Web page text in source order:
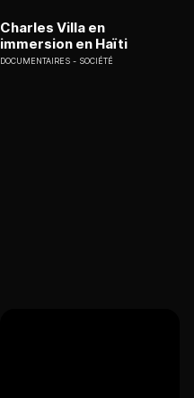
Charles Villa en
immersion en Haïti
DOCUMENTAIRES SOCIÉTÉ